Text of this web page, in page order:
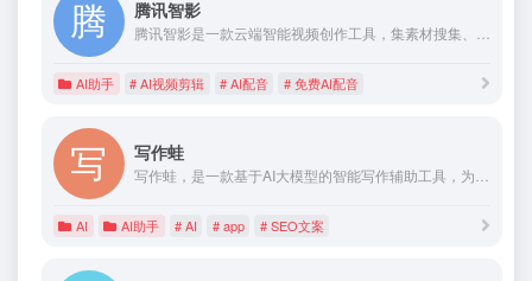
腾讯智影
腾讯智影是一款云端智能视频创作工具，集素材搜集、视频剪辑、渲染导出和发布于一体的免费在线剪辑平台。强大的AI智能工具，支持文本配音、数字人播报、自动字幕识别、文章转视频、去水印、视频解说、横转竖等功能，拥有丰富的素材库，极大提升创作效率，帮助用户更好地进行视频化的表达。
AI助手 # AI视频剪辑 # AI配音 # 免费AI配音
写作蛙
写作蛙，是一款基于AI大模型的智能写作辅助工具，为用户提供内容创意，辅助用户快速完成文章等文案的撰写，支持标题创作、文章创作、现代诗创作、智能问答、续写等功能。
AI AI助手 # AI # app # SEO文案